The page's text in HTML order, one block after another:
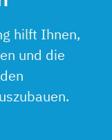
hilft Ihnen,
und die